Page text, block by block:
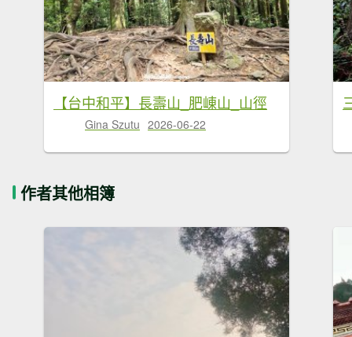
【台中和平】長壽山_肥崠山_山徑
Gina Szutu 2026-06-22
作者其他相簿